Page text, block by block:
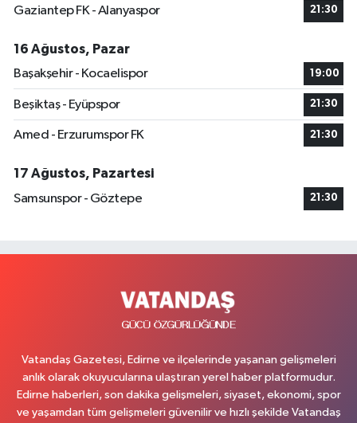
Gaziantep FK - Alanyaspor 21:30
16 Ağustos, Pazar
Başakşehir - Kocaelispor
19:00
Beşiktaş - Eyüpspor 21:30
Amed - Erzurumspor FK 21:30
17 Ağustos, Pazartesi
Samsunspor - Göztepe
21:30
Vatandaş Gazetesi, Edirne ve ilçelerinde yaşanan gelişmeleri
anlık olarak okuyucularına ulaştıran yerel haber platformudur.
Edirne haberleri, son dakika gelişmeleri, siyaset, ekonomi, spor
ve yaşamdan tüm gelişmeleri güvenilir ve hızlı şekilde Vatandaş